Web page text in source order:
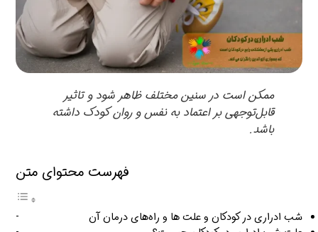
ممکن است در سنین مختلف ظاهر شود و تاثیر
قابل‌توجهی بر اعتماد به نفس و روان کودک داشته
باشد.
فهرست محتوای متن
شب ادراری در کودکان و علت ها و راه‌های درمان آن